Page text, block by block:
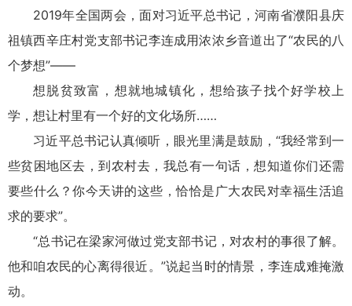
2019年全国两会，面对习近平总书记，河南省濮阳县庆
祖镇西辛庄村党支部书记李连成用浓浓乡音道出了“农民的八
个梦想”——
想脱贫致富，想就地城镇化，想给孩子找个好学校上
学，想让村里有一个好的文化场所
习近平总书记认真倾听，眼光里满是鼓励，“我经常到一
些贫困地区去，到农村去，我总有一句话，想知道你们还需
要些什么？你今天讲的这些，恰恰是广大农民对幸福生活追
求的要求”。
“总书记在梁家河做过党支部书记，对农村的事很了解。
他和咱农民的心离得很近。”说起当时的情景，李连成难掩激
动。